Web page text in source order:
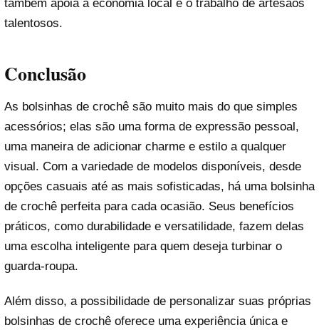
também apoia a economia local e o trabalho de artesãos
talentosos.
Conclusão
As bolsinhas de crochê são muito mais do que simples
acessórios; elas são uma forma de expressão pessoal,
uma maneira de adicionar charme e estilo a qualquer
visual. Com a variedade de modelos disponíveis, desde
opções casuais até as mais sofisticadas, há uma bolsinha
de crochê perfeita para cada ocasião. Seus benefícios
práticos, como durabilidade e versatilidade, fazem delas
uma escolha inteligente para quem deseja turbinar o
guarda-roupa.
Além disso, a possibilidade de personalizar suas próprias
bolsinhas de crochê oferece uma experiência única e